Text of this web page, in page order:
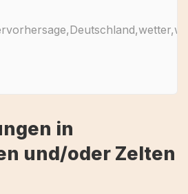
in
und/oder Zelten